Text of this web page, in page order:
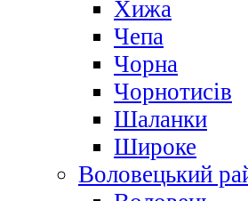
Хижа
Чепа
Чорна
Чорнотисів
Шаланки
Широке
Воловецький